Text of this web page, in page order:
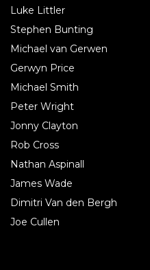
Luke Littler
Stephen Bunting
Michael van Gerwen
Gerwyn Price
Michael Smith
Peter Wright
Jonny Clayton
Rob Cross
Nathan Aspinall
James Wade
Dimitri Van den Bergh
Joe Cullen